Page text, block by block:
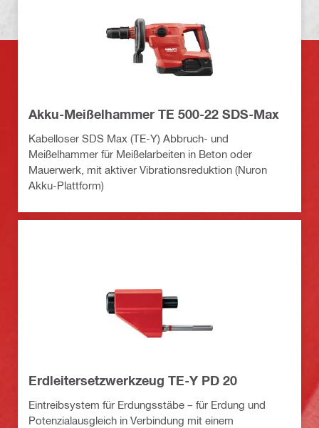
Akku-Meißelhammer TE 500-22 SDS-Max
Kabelloser SDS Max (TE-Y) Abbruch- und
Meißelhammer für Meißelarbeiten in Beton oder
Mauerwerk, mit aktiver Vibrationsreduktion (Nuron
Akku-Plattform)
Erdleitersetzwerkzeug TE-Y PD 20
Eintreibsystem für Erdungsstäbe – für Erdung und
Potenzialausgleich in Verbindung mit einem